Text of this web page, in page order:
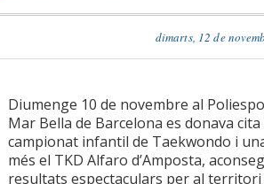
dimarts, 12 de
Diumenge 10 de novembre al
Mar Bella de Barcelona es donava cita
campionat infantil de Taekwondo i
més el TKD Alfaro d’Amposta,
resultats espectaculars per al